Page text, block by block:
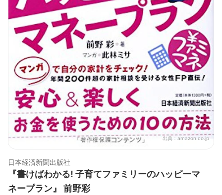
出典： amazon.co.jp
日本経済新聞出版社
『書けばわかる! 子育てファミリーのハッピーマ
ネープラン』 前野彩